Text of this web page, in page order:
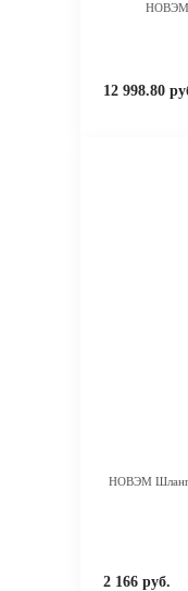
НОВЭМ
12 998.80
НОВЭМ Шланг
2 166 руб.